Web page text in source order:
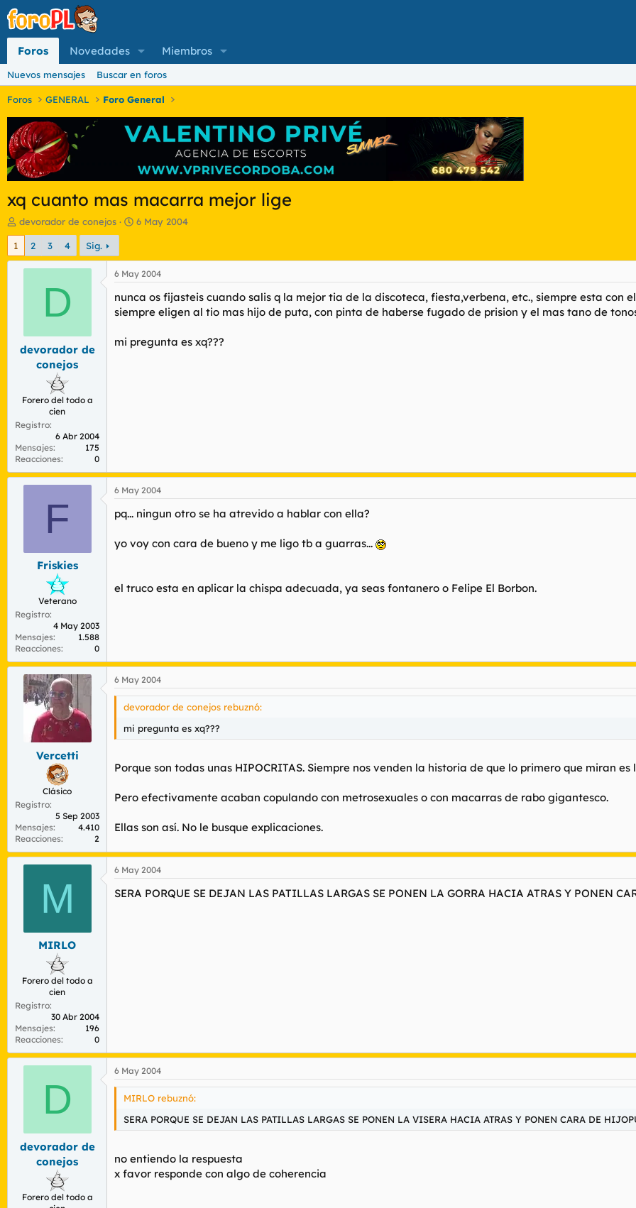
Foros Novedades Miembros
Nuevos mensajes Buscar en foros
Foros GENERAL Foro General
xq cuanto mas macarra mejor lige
I
n
c
d
e
m
devorador de conejos
F
h
a
d
e
i
c
6 May 2004
1 2 3 4 Sig.
D
devorador de
conejos
Forero del todo a
cien
Registro
6 Abr 2004
Mensajes
175
Reacciones
0
6 May 2004
nunca os fijasteis cuando salis q la mejor tia de la discoteca, fiesta,verbena, etc., siempre esta con
siempre eligen al tio mas hijo de puta, con pinta de haberse fugado de prision y el mas tano de
mi pregunta es xq???
F
Friskies
Veterano
Registro
4 May 2003
Mensajes
1.588
Reacciones
0
6 May 2004
pq... ningun otro se ha atrevido a hablar con ella?
yo voy con cara de bueno y me ligo tb a guarras...
el truco esta en aplicar la chispa adecuada, ya seas fontanero o Felipe El Borbon.
Vercetti
Clásico
Registro
5 Sep 2003
Mensajes
4.410
Reacciones
2
6 May 2004
devorador de conejos rebuznó:
mi pregunta es xq???
Porque son todas unas HIPOCRITAS. Siempre nos venden la historia de que lo primero que miran
Pero efectivamente acaban copulando con metrosexuales o con macarras de rabo gigantesco.
Ellas son así. No le busque explicaciones.
M
MIRLO
Forero del todo a
cien
Registro
30 Abr 2004
Mensajes
196
Reacciones
0
6 May 2004
SERA PORQUE SE DEJAN LAS PATILLAS LARGAS SE PONEN LA GORRA HACIA ATRAS Y PONEN
D
devorador de
conejos
Forero del todo a
6 May 2004
MIRLO rebuznó:
SERA PORQUE SE DEJAN LAS PATILLAS LARGAS SE PONEN LA VISERA HACIA ATRAS Y PONEN CARA DE
no entiendo la respuesta
x favor responde con algo de coherencia